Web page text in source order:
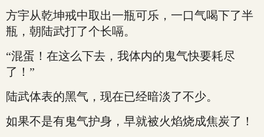
方宇从乾坤戒中取出一瓶可乐，一口气喝下了半
瓶，朝陆武打了个长嗝。
“混蛋！在这么下去，我体内的鬼气快要耗尽
了！”
陆武体表的黑气，现在已经暗淡了不少。
如果不是有鬼气护身，早就被火焰烧成焦炭了！